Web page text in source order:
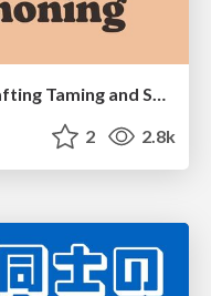
PHPer's Guide to Daemon Crafting Taming and Summoning
2 2.8k